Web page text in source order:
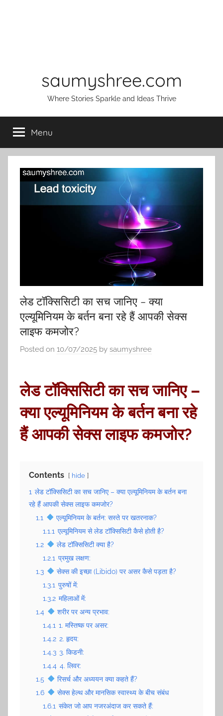
saumyshree.com
Where Stories Sparkle and Ideas Thrive
Menu
लेड टॉक्सिसिटी का सच जानिए – क्या
एल्यूमिनियम के बर्तन बना रहे हैं आपकी सेक्स
लाइफ कमजोर?
Posted on 10/07/2025 by saumyshree
लेड टॉक्सिसिटी का सच जानिए –
क्या एल्यूमिनियम के बर्तन बना रहे
हैं आपकी सेक्स लाइफ कमजोर?
Contents hide
1 लेड टॉक्सिसिटी का सच जानिए – क्या एल्यूमिनियम के बर्तन बना
रहे हैं आपकी सेक्स लाइफ कमजोर?
1.1
एल्यूमिनियम के बर्तन: सस्ते पर खतरनाक?
1.1.1 एल्यूमिनियम से लेड टॉक्सिसिटी कैसे होती है?
1.2
लेड टॉक्सिसिटी क्या है?
1.2.1 प्रमुख लक्षण:
1.3
सेक्स की इच्छा (Libido) पर असर कैसे पड़ता है?
1.3.1 पुरुषों में:
1.3.2 महिलाओं में:
1.4
शरीर पर अन्य प्रभाव:
1.4.1 1. मस्तिष्क पर असर:
1.4.2 2. हृदय:
1.4.3 3. किडनी:
1.4.4 4. लिवर:
1.5
रिसर्च और अध्ययन क्या कहते हैं?
1.6
सेक्स हेल्थ और मानसिक स्वास्थ्य के बीच संबंध
1.6.1 संकेत जो आप नजरअंदाज कर सकते हैं: